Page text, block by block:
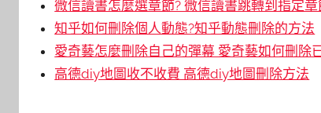
微信讀書怎麼選章節? 微信讀書跳轉到指定
知乎如何刪除個人動態?知乎動態刪除的方法
愛奇藝怎麼刪除自己的彈幕 愛奇藝如何刪除
高德diy地圖收不收費 高德diy地圖刪除方法